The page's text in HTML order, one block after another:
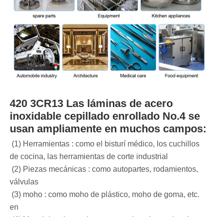
420 3CR13 Las láminas de acero
inoxidable cepillado enrollado No.4 se
usan ampliamente en muchos campos:
‌‌ (1) Herramientas ‌: como el bisturí médico, los cuchillos
de cocina, las herramientas de corte industrial ‌
‌ (2) Piezas mecánicas ‌: como autopartes, rodamientos,
válvulas ‌
‌ (3) moho ‌: como moho de plástico, moho de goma, etc.
en ‌